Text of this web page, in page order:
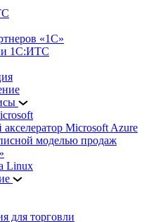
«1С»
1С:ИТС
Microsoft Azure
моделью продаж
Linux
для торговли